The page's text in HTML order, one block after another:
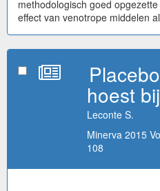
methodologisch goed
effect van venotrope middelen
hoest
Leconte S.
Minerva 2015
108